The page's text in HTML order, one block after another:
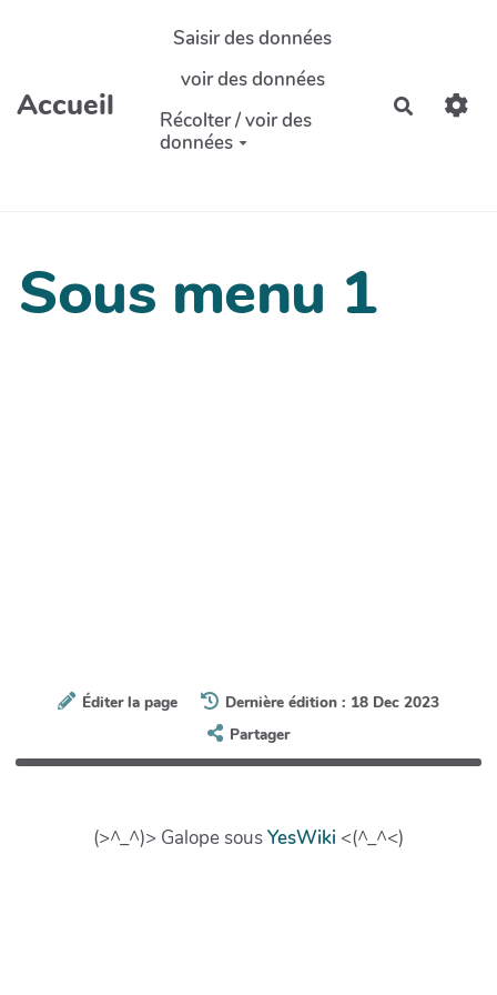
Aller au contenu principal
Accueil
Saisir des données
voir des données
Récolter / voir des
données
Sous menu 1
Éditer la page
Dernière édition : 18 Dec 2023
Partager
(>^_^)> Galope sousYesWiki <(^_^<)